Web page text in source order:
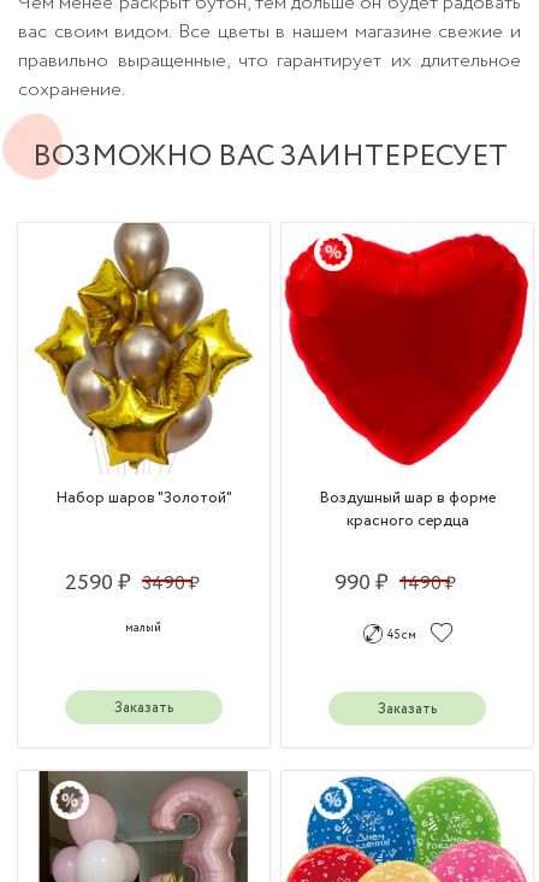
вас своим видом. Все цветы в нашем магазине свежие и
правильно выращенные, что гарантирует их длительное
сохранение.
ВОЗМОЖНО ВАС ЗАИНТЕРЕСУЕТ
Набор шаров "Золотой"
2590 ₽ 3490 ₽
малый
Заказать
Воздушный шар в форме
красного сердца
990 ₽ 1490 ₽
45 см
Заказать